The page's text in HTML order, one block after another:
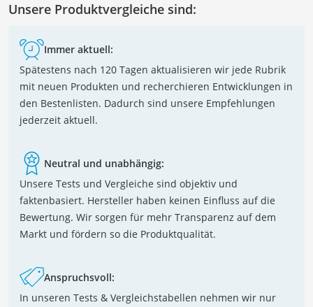
Unsere Produktvergleiche sind:
Immer aktuell:
Spätestens nach 120 Tagen aktualisieren wir jede Rubrik
mit neuen Produkten und recherchieren Entwicklungen in
den Bestenlisten. Dadurch sind unsere Empfehlungen
jederzeit aktuell.
Neutral und unabhängig:
Unsere Tests und Vergleiche sind objektiv und
faktenbasiert. Hersteller haben keinen Einfluss auf die
Bewertung. Wir sorgen für mehr Transparenz auf dem
Markt und fördern so die Produktqualität.
Anspruchsvoll:
In unseren Tests & Vergleichstabellen nehmen wir nur